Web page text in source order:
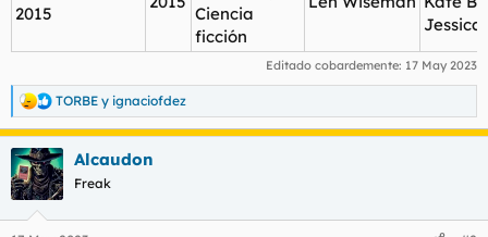
2015
Ciencia
ficción
Jessica
Editado cobardemente: 17 May 2023
R
e
a
c
c
i
TORBE y ignaciofdez
Alcaudon
Freak